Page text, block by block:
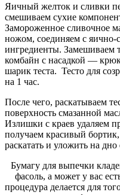
Яичный желток и сливки
смешиваем сухие
Замороженное сливочное
ножом, соединяем с
ингредиенты. Замешиваем
комбайн с насадкой —
шарик теста. Тесто для
на 1 час.
После чего, раскатываем
поверхность смазанной
Излишки с краев удаляем
получаем красивый
раскатать и уложить на
Бумагу для выпечки
фасоль, а может у вас
процедура делается для